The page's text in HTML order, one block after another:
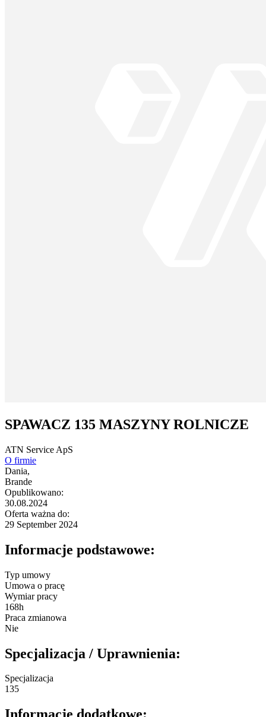
SPAWACZ 135 MASZYNY ROLNICZE
ATN Service ApS
O firmie
Dania,
Brande
Opublikowano:
30.08.2024
Oferta ważna do:
29 September 2024
Informacje podstawowe:
Typ umowy
Umowa o pracę
Wymiar pracy
168h
Praca zmianowa
Nie
Specjalizacja / Uprawnienia:
Specjalizacja
135